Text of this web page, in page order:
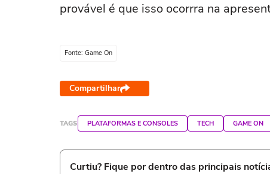
provável é que isso ocorrra na
Fonte: Game On
Compartilhar
TAGS PLATAFORMAS E CONSOLES TECH GAME ON
Curtiu? Fique por dentro das principais